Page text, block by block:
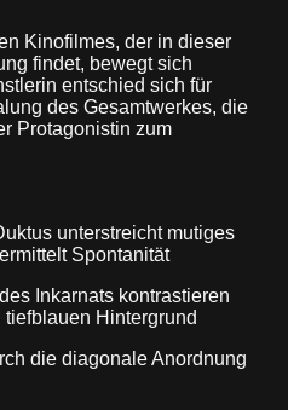
Kinofilmes, der in dieser
findet, bewegt sich
entschied sich für
des Gesamtwerkes, die
Protagonistin zum
unterstreicht mutiges
Spontanität
Inkarnats kontrastieren
Hintergrund
die diagonale Anordnung